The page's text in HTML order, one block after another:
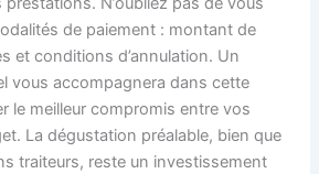
de paiement : montant de
et conditions d’annulation. Un
vous accompagnera dans cette
le meilleur compromis entre vos
La dégustation préalable, bien que
traiteurs, reste un investissement